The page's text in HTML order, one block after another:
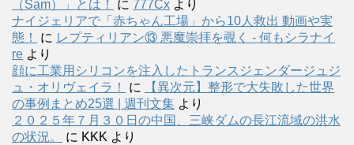
（Sam）」とは！
に 777Cx より
ナイジェリアで「赤ちゃん工場」から10人救出 動画や実
態！
に レプティリアン⑬ 悪魔崇拝を覗く - 何もシラナイ
re より
顔に工業用シリコンを注入したトランスジェンダージュジ
ュ・オリヴェイラ！
に
【異次元】整形で大失敗した世界
の事例まとめ25選 | 週刊文集 より
２０２５年７月３０日の中国、三峡ダムの長江流域の洪水
の状況。
に KKK より